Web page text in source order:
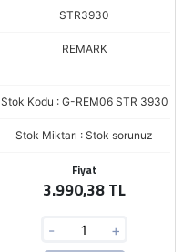
STR3930
REMARK
Stok Kodu : G-REM06 STR 3930
Stok Miktarı : Stok sorunuz
Fiyat
3.990,38 TL
- +